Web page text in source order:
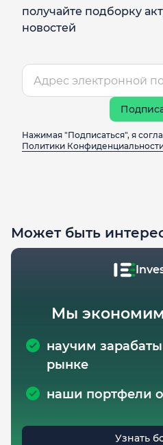
получайте подборку
новостей
Нажимая "Подписаться", я
Политики
Может быть
Мы
научим
рынке
наши портфели
Узнать